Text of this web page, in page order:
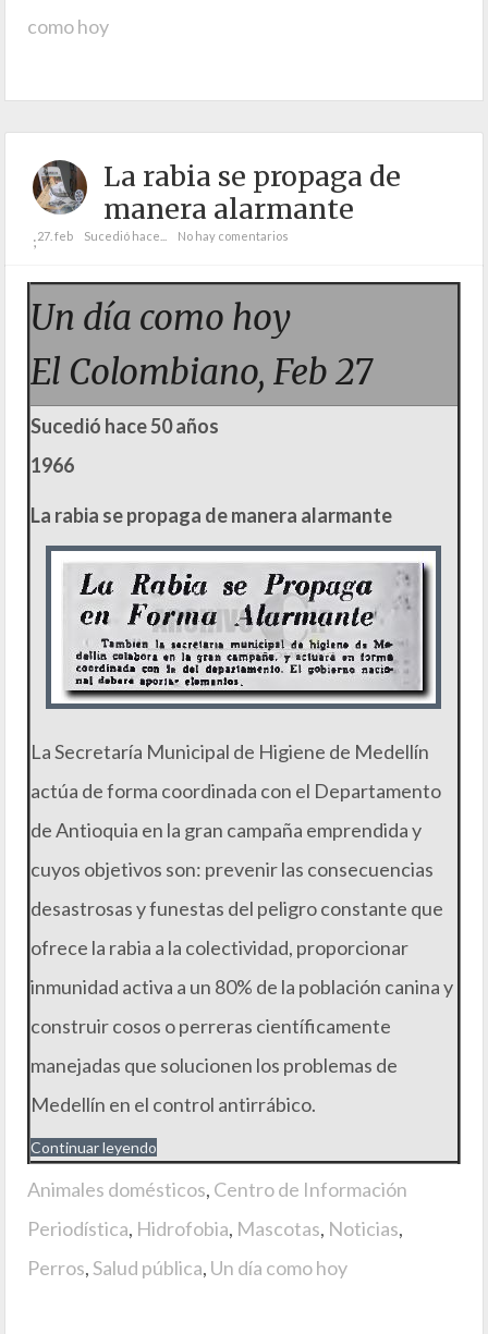
como hoy
La rabia se propaga de
manera alarmante
;27. feb Sucedió hace... No hay comentarios
Un día como hoy
El Colombiano, Feb 27
Sucedió hace 50 años
1966
La rabia se propaga de manera alarmante
La Secretaría Municipal de Higiene de Medellín
actúa de forma coordinada con el Departamento
de Antioquia en la gran campaña emprendida y
cuyos objetivos son: prevenir las consecuencias
desastrosas y funestas del peligro constante que
ofrece la rabia a la colectividad, proporcionar
inmunidad activa a un 80% de la población canina y
construir cosos o perreras científicamente
manejadas que solucionen los problemas de
Medellín en el control antirrábico.
Continuar leyendo
Animales domésticos, Centro de Información
Periodística, Hidrofobia, Mascotas, Noticias,
Perros,Salud pública, Un día como hoy